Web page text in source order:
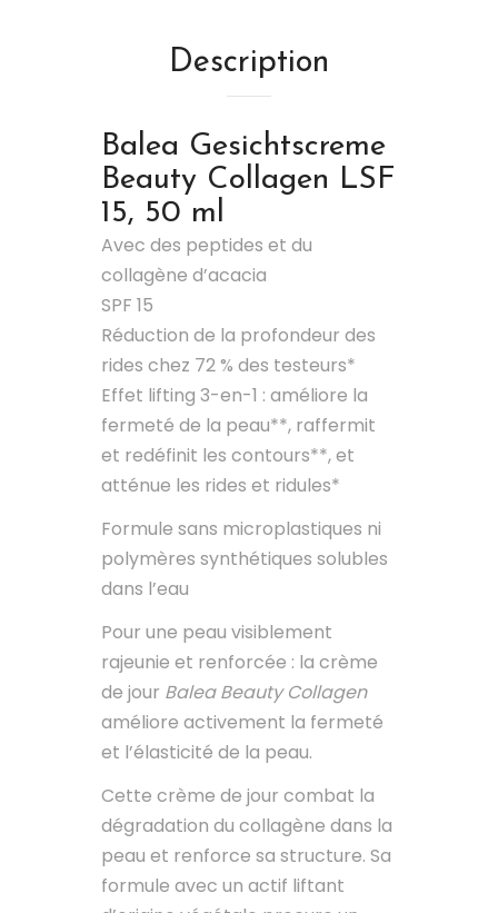
Description
Balea Gesichtscreme
Beauty Collagen LSF
15, 50 ml
Avec des peptides et du
collagène d’acacia
SPF 15
Réduction de la profondeur des
rides chez 72 % des testeurs*
Effet lifting 3-en-1 : améliore la
fermeté de la peau**, raffermit
et redéfinit les contours**, et
atténue les rides et ridules*
Formule sans microplastiques ni
polymères synthétiques solubles
dans l’eau
Pour une peau visiblement
rajeunie et renforcée : la crème
de jour Balea Beauty Collagen
améliore activement la fermeté
et l’élasticité de la peau.
Cette crème de jour combat la
dégradation du collagène dans la
peau et renforce sa structure. Sa
formule avec un actif liftant